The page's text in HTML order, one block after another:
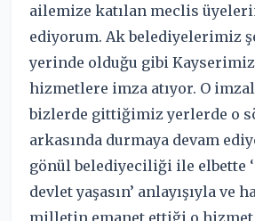
ailemize katılan meclis
ediyorum. Ak belediyelerimiz
yerinde olduğu gibi
hizmetlere imza atıyor. O
bizlerde gittiğimiz yerlerde o
arkasında durmaya devam
gönül belediyeciliği ile elbette
devlet yaşasın’ anlayışıyla ve
milletin emanet ettiği o hizmet